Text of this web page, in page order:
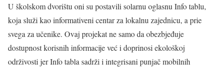
U školskom dvorištu oni su postavili solarnu oglasnu Info tablu,
koja služi kao informativeni centar za lokalnu zajednicu, a prie
svega za učenike. Ovaj projekat ne samo da obezbjeđuje
dostupnost korisnih informacije već i doprinosi ekološkoj
održivosti jer Info tabla sadrži i integrisani punjač mobilnih